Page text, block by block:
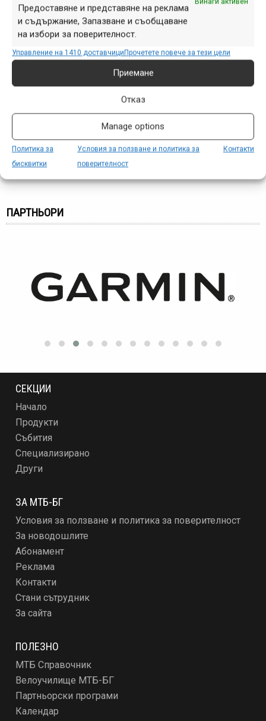
Предоставяне и представяне на реклама
и съдържание, Запазване и съобщаване
на избори за поверителност.
Управление на 1410 доставчициПрочетете повече за тези цели
Приемане
Отказ
Manage options
Политика за
бисквитки
Условия за ползване и политика за
поверителност
Контакти
За въпроси и допълнителна информация:
info@endurowarriors.com
https://www.facebook.com/events/771326876379374/
Велико Търново,Ксилифор ,
Навигация
Предишна Следваща
ПАРТНЬОРИ
СЕКЦИИ
Начало
Продукти
Събития
Специализирано
Други
ЗА МТБ-БГ
Условия за ползване и политика за поверителност
За новодошлите
Абонамент
Реклама
Контакти
Стани сътрудник
За сайта
ПОЛЕЗНО
МТБ Справочник
Велоучилище МТБ-БГ
Партньорски програми
Календар